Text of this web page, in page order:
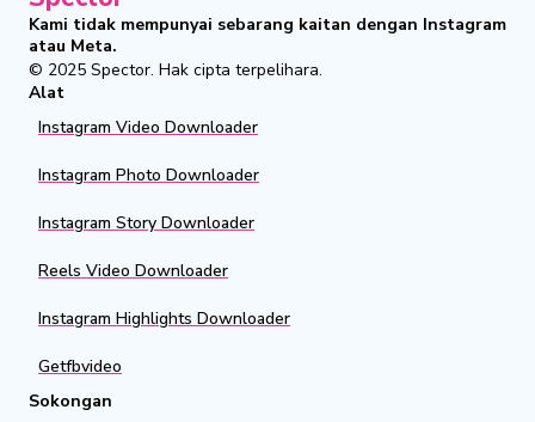
Kami tidak mempunyai sebarang kaitan dengan Instagram
atau Meta.
© 2025 Spector. Hak cipta terpelihara.
Alat
Instagram Video Downloader
Instagram Photo Downloader
Instagram Story Downloader
Reels Video Downloader
Instagram Highlights Downloader
Getfbvideo
Sokongan